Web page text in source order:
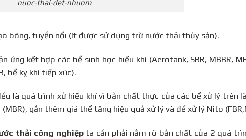
nuoc-thai-det-nhuom
tuyển nổi (ít được sử dụng trừ nước thải thủy sản).
kết hợp các bể sinh học hiếu khí (Aerotank, SBR, MBBR,
bể kỵ khí tiếp xúc).
là quá trình xử hiếu khí vì bản chất thực của các bể xử lý trên
gắn thêm giá thể tăng hiệu quả xử lý và để xử lý Nito
thải công nghiệpta cần phải nắm rõ bản chất của 2 quá